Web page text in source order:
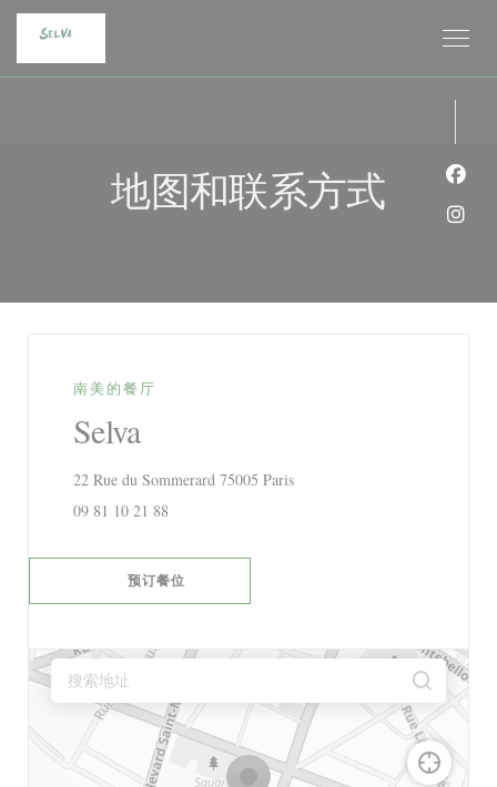
Cookie管理面板
地图和联系方式
南美的餐厅
Selva
22 Rue du Sommerard 75005 Paris((在新窗口中打开))
09 81 10 21 88
预订餐位